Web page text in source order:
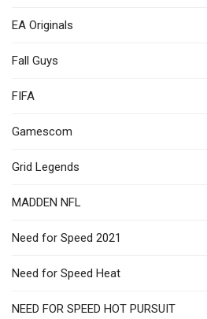
EA Originals
Fall Guys
FIFA
Gamescom
Grid Legends
MADDEN NFL
Need for Speed 2021
Need for Speed Heat
NEED FOR SPEED HOT PURSUIT